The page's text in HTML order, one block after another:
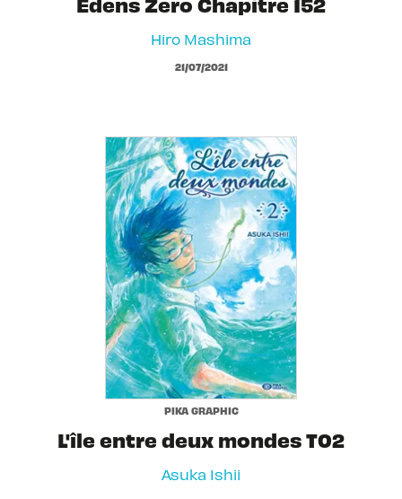
Hiro Mashima
21/07/2021
PIKA GRAPHIC
L'île entre deux mondes T02
Asuka Ishii